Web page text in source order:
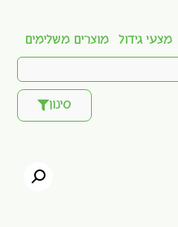
מצעי גידול מוצרים משלימים
סינון